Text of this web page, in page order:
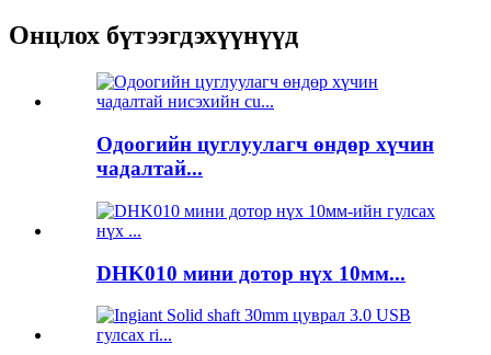
Онцлох бүтээгдэхүүнүүд
Одоогийн цуглуулагч өндөр хүчин
чадалтай...
DHK010 мини дотор нүх 10мм...